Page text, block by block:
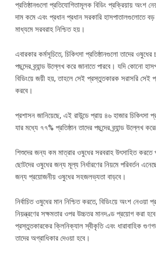
প্রতিষ্ঠানগুলো প্রতিযোগিতামূলক বিডিং প্রক্রিয়ায় অংশ
দাম কমে এবং প্রধান প্রধান সরকারি হাসপাতালগুলোতে
মাধ্যমে সরবরাহ নিশ্চিত হয়।
এবারকার কর্মসূচিতে, চিকিৎসা প্রতিষ্ঠানগুলো তাদের ওষুধের
পছন্দের ব্র্যান্ড উল্লেখ করে জানাতে পারবে। যদি কোনো
বিডিংয়ে জয়ী হয়, তাহলে সেই প্রস্তুতকারক সরাসরি সেই
করবে।
প্রশাসন জানিয়েছে, এই রাউন্ডে প্রায় ৪৬ হাজার চিকিৎসা
যার মধ্যে ৭৭% প্রতিষ্ঠান তাদের পছন্দের ব্র্যান্ড উল্লেখ
শিশুদের জন্য কম মাত্রার ওষুধের সরবরাহ উৎসাহিত করতে
ছোটদের ওষুধের জন্য মূল্য নির্ধারণের নিয়মে পরিবর্তন
জন্য প্রয়োজনীয় ওষুধের সহজলভ্যতা বাড়বে।
নির্বাচিত ওষুধের মান নিশ্চিত করতে, বিডিংয়ে অংশ নেওয়া
নিয়ন্ত্রণের সক্ষমতার ওপর উচ্চতর মানদণ্ড প্রয়োগ করা
প্রস্তুতকারকের ক্লিনিক্যাল স্বীকৃতি এবং ধারাবাহিক
তাদের অগ্রাধিকার দেওয়া হবে।